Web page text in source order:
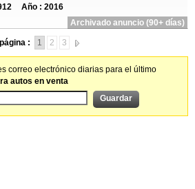
Año : 2016
Archivado anuncio (90+ días)
página : 1 2 3
correo electrónico diarias para el último
autos en venta